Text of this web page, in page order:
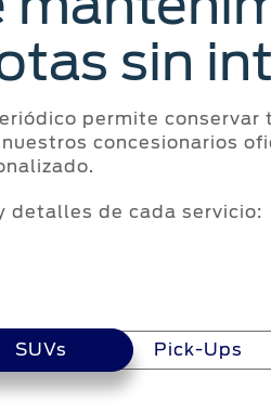
sin
permite
concesionarios
detalles de cada servicio:
SUVs
SUVs Pick-Ups